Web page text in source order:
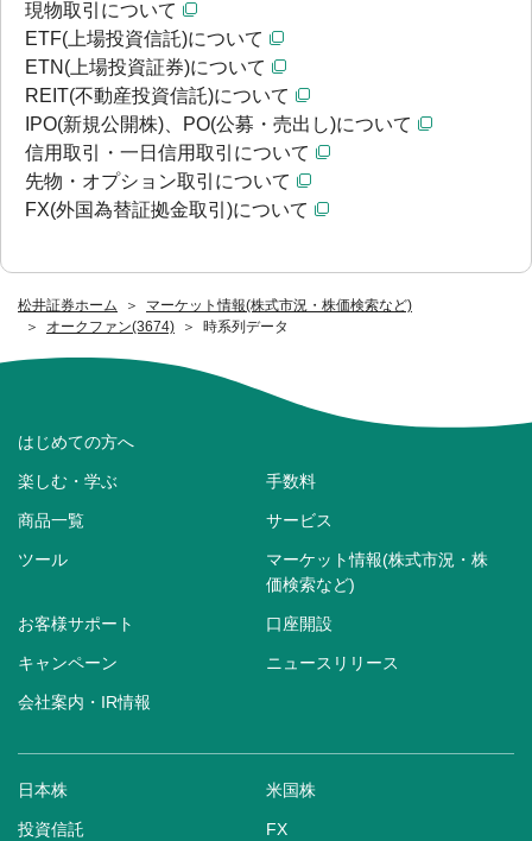
松井証券ホーム
マーケット情報(株式市況・株価検索など)
オークファン(3674)
時系列データ
現物取引について
ETF(上場投資信託)について
ETN(上場投資証券)について
REIT(不動産投資信託)について
IPO(新規公開株)、PO(公募・売出し)について
信用取引・一日信用取引について
先物・オプション取引について
FX(外国為替証拠金取引)について
はじめての方へ
楽しむ・学ぶ 手数料
商品一覧 サービス
ツール
マーケット情報(株式市況・株
価検索など)
お客様サポート 口座開設
キャンペーン ニュースリリース
会社案内・IR情報
日本株 米国株
投資信託 FX